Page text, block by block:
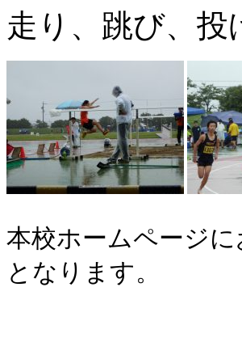
走り、跳び、
本校ホームページ
となります。